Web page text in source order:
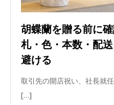
胡蝶蘭を贈る前に
札・色・本数・配
避ける
取引先の開店祝い、社長就
[…]